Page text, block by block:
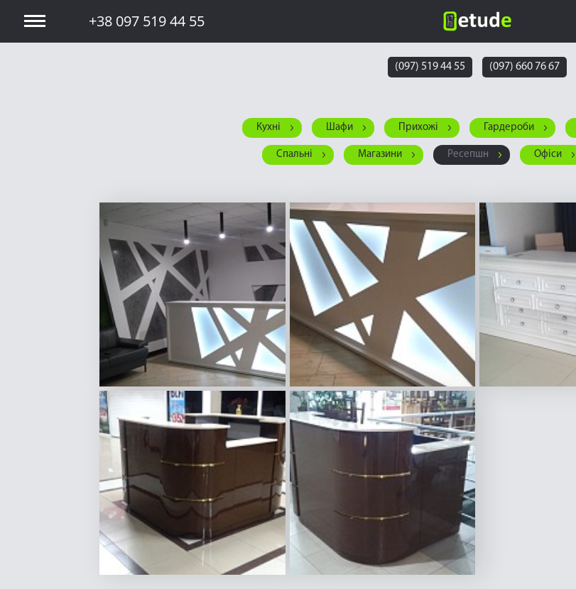
+38 097 519 44 55
(097) 519 44 55 (097) 660 76 67
Кухні Шафи Прихожі Гардероби
Спальні Магазини Ресепшн Офіси